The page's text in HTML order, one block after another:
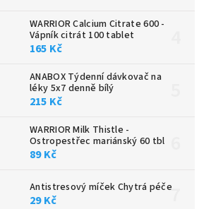
WARRIOR Calcium Citrate 600 -
Vápník citrát 100 tablet
165 Kč
ANABOX Týdenní dávkovač na
léky 5x7 denně bílý
215 Kč
WARRIOR Milk Thistle -
Ostropestřec mariánský 60 tbl
89 Kč
Antistresový míček Chytrá péče
29 Kč